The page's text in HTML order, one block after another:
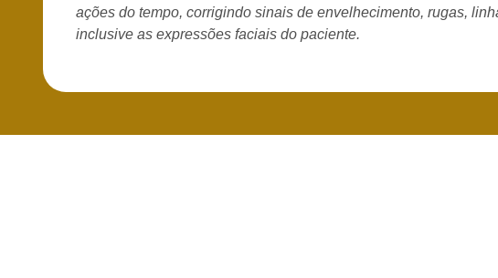
ações do tempo, corrigindo sinais de envelhecimento, rugas,
inclusive as expressões faciais do paciente.